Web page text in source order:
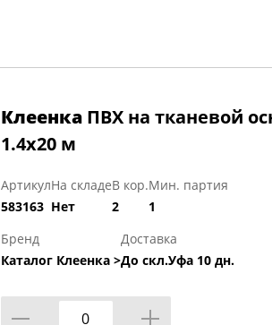
Клеенка ПВХ на тканевой
1.4х20 м
Артикул
583163
На складе
Нет
В кор.
2
Мин. партия
1
Бренд
Каталог Клеенка >
Доставка
До скл.Уфа 10 дн.